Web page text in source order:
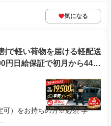
気になる
で軽い荷物を届ける軽配送
円日給保証で初月から44万
可）をお持ちの方※必須 学